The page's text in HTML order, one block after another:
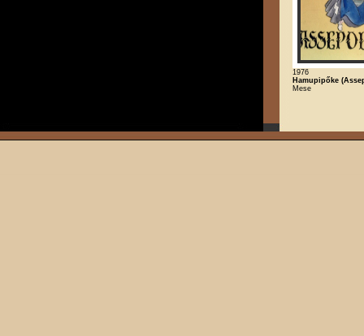
1976
Hamupipőke
Mese